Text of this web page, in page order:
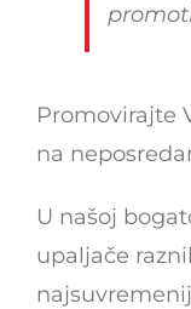
Promovirajte
na
U našoj
upaljače